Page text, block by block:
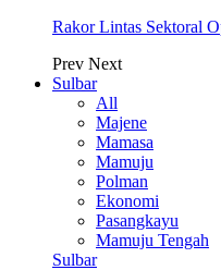
Rakor Lintas Sektoral
Prev Next
Sulbar
All
Majene
Mamasa
Mamuju
Polman
Ekonomi
Pasangkayu
Mamuju Tengah
Sulbar